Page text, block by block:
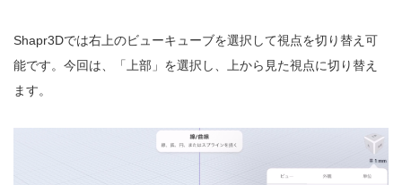
Shapr3Dでは右上のビューキューブを選択して視点を切り替え可
能です。今回は、「上部」を選択し、上から見た視点に切り替え
ます。